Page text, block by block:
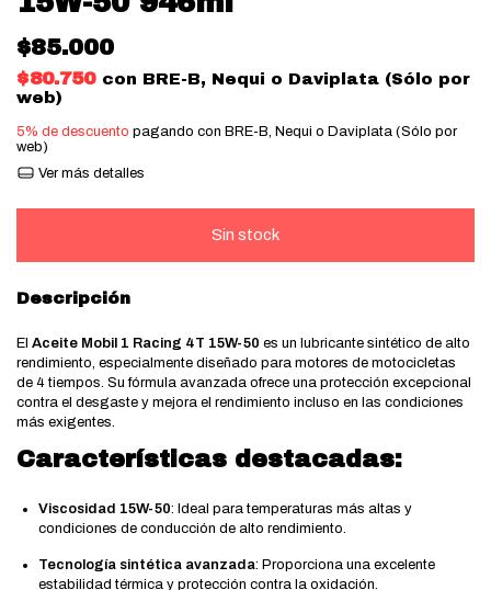
$85.000
$80.750 con BRE-B, Nequi o Daviplata (Sólo por
web)
5% de descuento pagando con BRE-B, Nequi o Daviplata (Sólo por
web)
Ver más detalles
Descripción
El Aceite Mobil 1 Racing 4T 15W-50 es un lubricante sintético de alto
rendimiento, especialmente diseñado para motores de motocicletas
de 4 tiempos. Su fórmula avanzada ofrece una protección excepcional
contra el desgaste y mejora el rendimiento incluso en las condiciones
más exigentes.
Características destacadas:
Viscosidad 15W-50: Ideal para temperaturas más altas y
condiciones de conducción de alto rendimiento.
Tecnología sintética avanzada: Proporciona una excelente
estabilidad térmica y protección contra la oxidación.